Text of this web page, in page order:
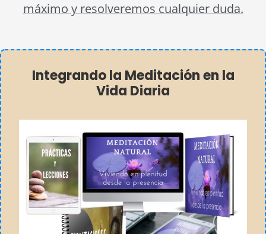
máximo y resolveremos cualquier duda.
Integrando la Meditación en la
Vida Diaria